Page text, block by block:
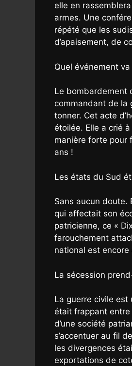
elle en
armes. Une
répété que les
d’apaisement, de
Quel événement
Le bombardement
commandant de la
tonner. Cet acte
étoilée. Elle a crié
manière forte pour
ans !
Les états du Sud
Sans aucun doute.
qui affectait son
patricienne, ce «
farouchement
national est
La sécession
La guerre civile est
était frappant entre
d’une société
s’accentuer au fil
les divergences
exportations de